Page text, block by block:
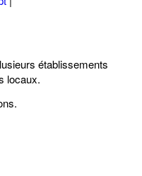
établissements
locaux.